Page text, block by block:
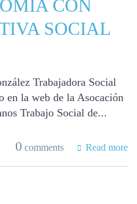
CON
SOCIAL
Trabajadora Social
en la web de la Asocación
Trabajo Social de...
0 comments Read more